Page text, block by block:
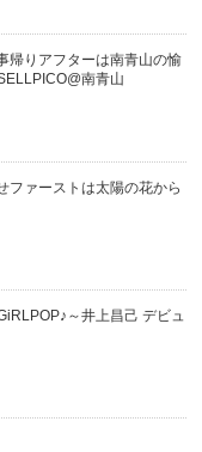
帰りアフターは南青山の愉
南青山
ファーストは太陽の花から
～井上昌己 デビュ